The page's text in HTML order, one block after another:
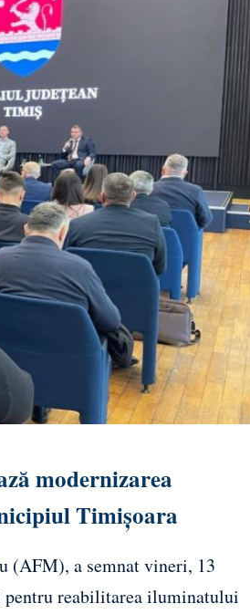
modernizarea
Timișoara
(AFM), a semnat vineri, 13
pentru reabilitarea iluminatului